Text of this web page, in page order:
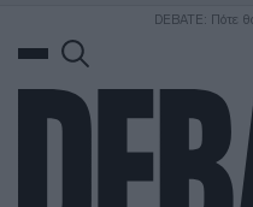
DEBATE: Πότε